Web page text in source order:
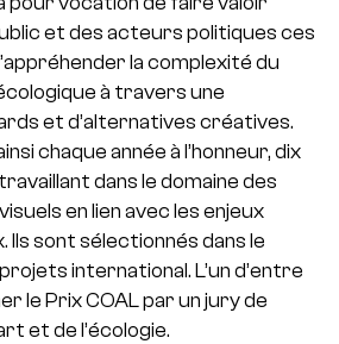
et des acteurs politiques ces
la complexité du
à travers une
et d’alternatives créatives.
chaque année à l’honneur, dix
dans le domaine des
en lien avec les enjeux
Ils sont sélectionnés dans le
international. L’un d’entre
le Prix COAL par un jury de
et de l’écologie.